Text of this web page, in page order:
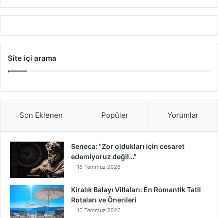
Site içi arama
Son Eklenen Popüler Yorumlar
Seneca: “Zor oldukları için cesaret
edemiyoruz değil…”
16 Temmuz 2026
Kiralık Balayı Villaları: En Romantik Tatil
Rotaları ve Önerileri
16 Temmuz 2026